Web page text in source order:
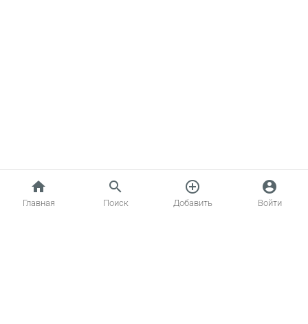
home
Главная
search
Поиск
add_circle_outline
Добавить
account_circle
Войти